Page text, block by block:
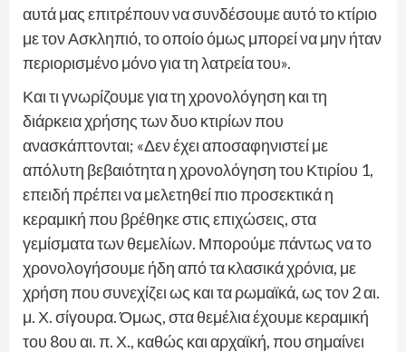
αυτά μας επιτρέπουν να συνδέσουμε αυτό το κτίριο
με τον Ασκληπιό, το οποίο όμως μπορεί να μην ήταν
περιορισμένο μόνο για τη λατρεία του».
Και τι γνωρίζουμε για τη χρονολόγηση και τη
διάρκεια χρήσης των δυο κτιρίων που
ανασκάπτονται; «Δεν έχει αποσαφηνιστεί με
απόλυτη βεβαιότητα η χρονολόγηση του Κτιρίου 1,
επειδή πρέπει να μελετηθεί πιο προσεκτικά η
κεραμική που βρέθηκε στις επιχώσεις, στα
γεμίσματα των θεμελίων. Μπορούμε πάντως να το
χρονολογήσουμε ήδη από τα κλασικά χρόνια, με
χρήση που συνεχίζει ως και τα ρωμαϊκά, ως τον 2 αι.
μ. Χ. σίγουρα. Όμως, στα θεμέλια έχουμε κεραμική
του 8ου αι. π. Χ., καθώς και αρχαϊκή, που σημαίνει